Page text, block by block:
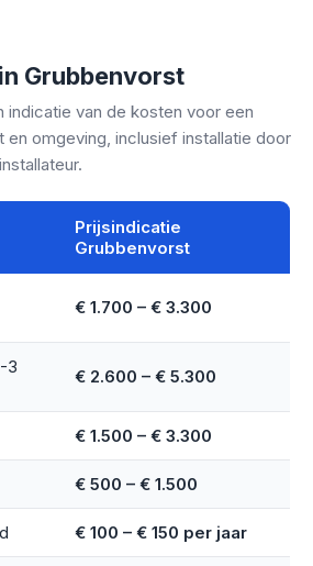
Grubbenvorst
indicatie van de kosten voor een
en omgeving, inclusief installatie door
Prijsindicatie
Grubbenvorst
€ 1.700 – € 3.300
3
€ 2.600 – € 5.300
€ 1.500 – € 3.300
€ 500 – € 1.500
€ 100 – € 150 per jaar